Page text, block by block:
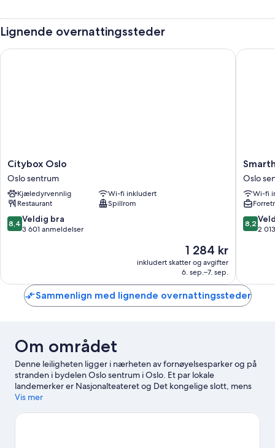
Lignende overnattingssteder
Citybox
Oslo
Oslo
sentrum
Citybox Oslo
Oslo sentrum
Kjæledyrvennlig
Wi-fi inkludert
Restaurant
Spillrom
8.4
av
anmeldelser
8,4 Veldig bra
3 601 anmeldelser
Prisen
1 284 kr
1 284 kr
inkludert skatter og avgifter
6. sep.–7. sep.
Citybox Oslo
Oslo
Oslo
sentrum
Oslo
Wi-fi
8.2
av
8,2
2
Sammenlign med lignende overnattingssteder
Om området
Denne leiligheten ligger i nærheten av fornøyelsesparker og på
stranden i bydelen Oslo sentrum i Oslo. Et par lokale
landemerker er Nasjonalteateret og Det kongelige slott, mens
Color Line fergeterminal og Oslo Skisenter kan friste med
sjøfartsmuseum er også verdt et besøk.
Vis mer